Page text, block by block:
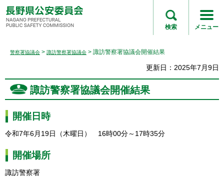
長野県公安委員会
NAGANO
COMMISSION
検索 メニュー
警察署協議会 > 諏訪警察署協議会 > 諏訪警察署協議会開催結果
更新日：2025年7月9日
諏訪警察署協議会開催結果
開催日時
令和7年6月19日（木曜日） 16時00分～17時35分
開催場所
諏訪警察署